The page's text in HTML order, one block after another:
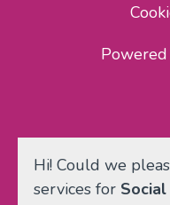
Hi! Could we
services for